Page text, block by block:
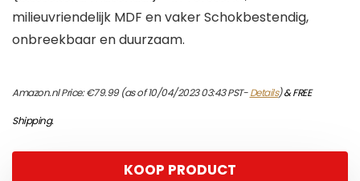
milieuvriendelijk MDF en vaker Schokbestendig,
onbreekbaar en duurzaam.
Amazon.nl Price:€79.99(as of 10/04/2023 03:43 PST-Details)&FREE
Shipping.
KOOP PRODUCT